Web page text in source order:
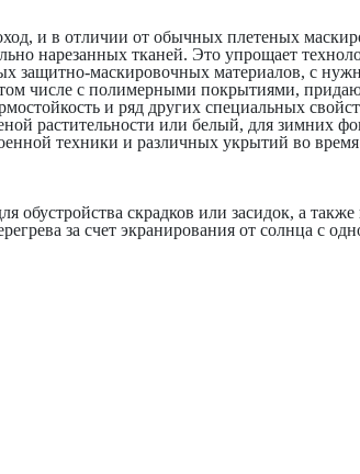
и в отличии от обычных плетеных
нарезанных тканей. Это упрощает
защитно-маскировочных материалов, с
числе с полимерными покрытиями,
и ряд других специальных
растительности или белый, для зимних
техники и различных укрытий во время
скрадков или засидок, а
за счет экранирования от солнца с